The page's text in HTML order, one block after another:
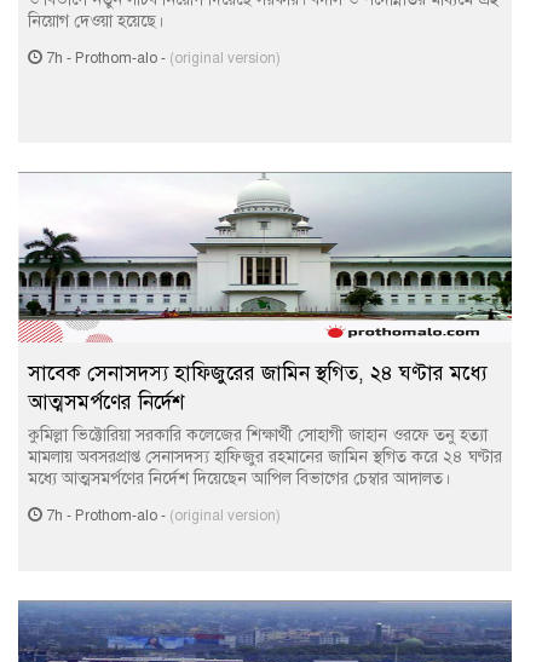
নিয়োগ দেওয়া হয়েছে।
7h - Prothom-alo - (original version)
সাবেক সেনাসদস্য হাফিজুরের জামিন স্থগিত, ২৪ ঘণ্টার মধ্যে
আত্মসমর্পণের নির্দেশ
কুমিল্লা ভিক্টোরিয়া সরকারি কলেজের শিক্ষার্থী সোহাগী জাহান ওরফে তনু হত্যা
মামলায় অবসরপ্রাপ্ত সেনাসদস্য হাফিজুর রহমানের জামিন স্থগিত করে ২৪ ঘণ্টার
মধ্যে আত্মসমর্পণের নির্দেশ দিয়েছেন আপিল বিভাগের চেম্বার আদালত।
7h - Prothom-alo - (original version)